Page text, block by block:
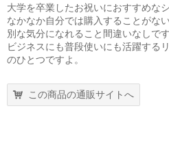
大学を卒業したお祝いにおすすめな
なかなか自分では購入することがな
別な気分になれること間違いなしです
ビジネスにも普段使いにも活躍する
のひとつですよ。
この商品の通販サイトへ